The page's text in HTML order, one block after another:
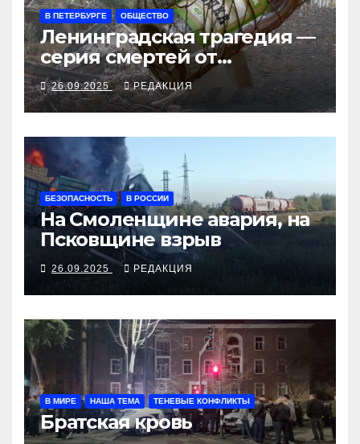
В ПЕТЕРБУРГЕ ОБЩЕСТВО
Ленинградская трагедия —
серия смертей от
алкосуррогата
26.09.2025 РЕДАКЦИЯ
БЕЗОПАСНОСТЬ В РОССИИ
На Смоленщине авария, на
Псковщине взрыв
26.09.2025 РЕДАКЦИЯ
В МИРЕ НАША ТЕМА ТЕНЕВЫЕ КОНФЛИКТЫ
Братская кровь